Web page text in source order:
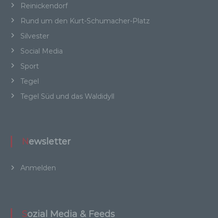
Reinickendorf
Rund um den Kurt-Schumacher-Platz
Silvester
Social Media
Sport
Tegel
Tegel Süd und das Waldidyll
Newsletter
Anmelden
Sozial Media & Feeds
Online-Kennung oder zu einem oder mehreren
physischen, physiologischen, genetischen,
psychischen, wirtschaftlichen, kulturellen oder
sind, identifiziert werden kann.
b) betroffene Person
personenbezogene Daten von dem für die
Verarbeitung Verantwortlichen verarbeitet